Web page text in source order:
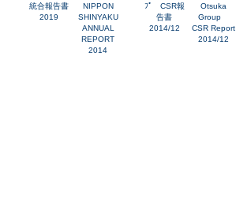
統合報告書
2019
NIPPON
SHINYAKU
ANNUAL
REPORT
2014
ﾌﾟ CSR報
告書
2014/12
Otsuka
Group
CSR Report
2014/12